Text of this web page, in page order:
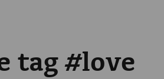
tag #love